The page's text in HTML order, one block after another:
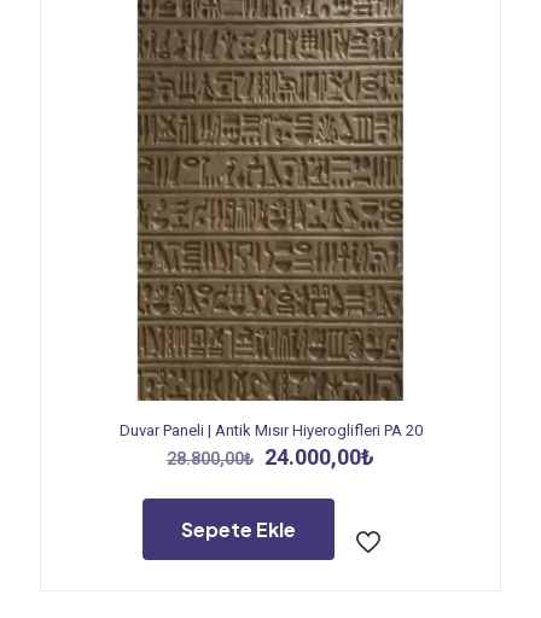
Duvar Paneli | Antik Mısır Hiyeroglifleri PA 20
28.800,00₺ Orijinal
28.800,00₺.
24.000,00₺
Sepete Ekle